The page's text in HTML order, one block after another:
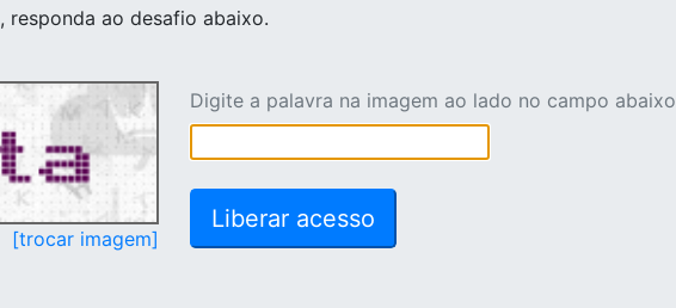
, responda ao desafio abaixo.
[trocar imagem]
Digite a palavra na imagem ao lado no campo abaixo